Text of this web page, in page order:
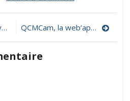
générateur
gratuit
QCMCam, la web’app pour sonder vos stagiaires ou élèves avec une webcam !